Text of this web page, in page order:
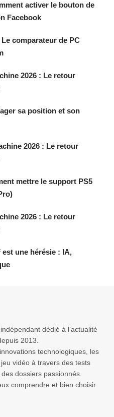
activer le bouton de
Facebook
Le comparateur de PC
2026 : Le retour
sa position et son
2026 : Le retour
mettre le support PS5
2026 : Le retour
une hérésie : IA,
dédié à l’actualité
2013.
technologiques, les
vidéo à travers des tests
dossiers passionnés.
comprendre et bien choisir